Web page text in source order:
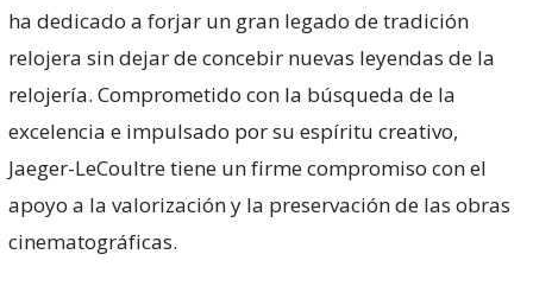
ha dedicado a forjar un gran legado de tradición
relojera sin dejar de concebir nuevas leyendas de la
relojería. Comprometido con la búsqueda de la
excelencia e impulsado por su espíritu creativo,
Jaeger-LeCoultre tiene un firme compromiso con el
apoyo a la valorización y la preservación de las obras
cinematográficas.